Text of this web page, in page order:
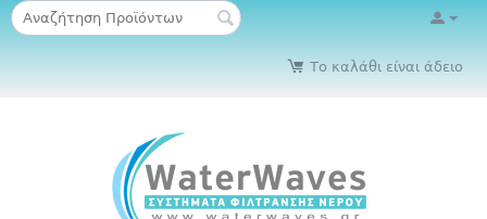
Το καλάθι είναι άδειο